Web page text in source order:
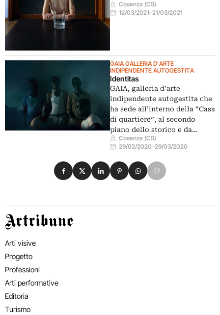
Cosenza (CS)
12/03/2021–21/03/2021
GAIA GALLERIA D'ARTE
INDIPENDENTE AUTOGESTITA
Identitas
GAIA, galleria d’arte
indipendente autogestita che
ha sede all’interno della “Casa
di quartiere”, al secondo
piano dello storico e da…
Cosenza (CS)
29/02/2020–29/03/2020
Condividi su Facebook
Condividi su X
Condividi su LinkedIn
Condividi su Pinterest
Condividi su WhatsApp
Condividi su Email
Artribune
Arti visive
Progetto
Professioni
Arti performative
Editoria
Turismo